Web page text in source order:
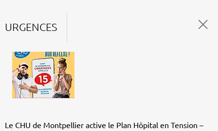
URGENCES
Le CHU de Montpellier active le Plan Hôpital en Tension –